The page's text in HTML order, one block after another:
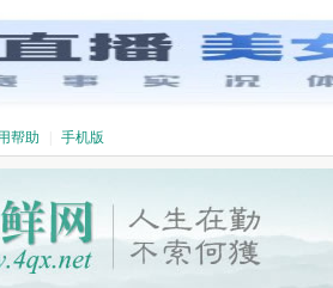
帮助 手机版